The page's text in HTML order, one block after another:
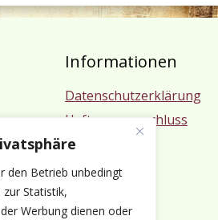
den Betrieb unbedingt
Statistik,
Werbung dienen oder
Informationen
Datenschutzerklärung
Haftungsausschluss
Impressum